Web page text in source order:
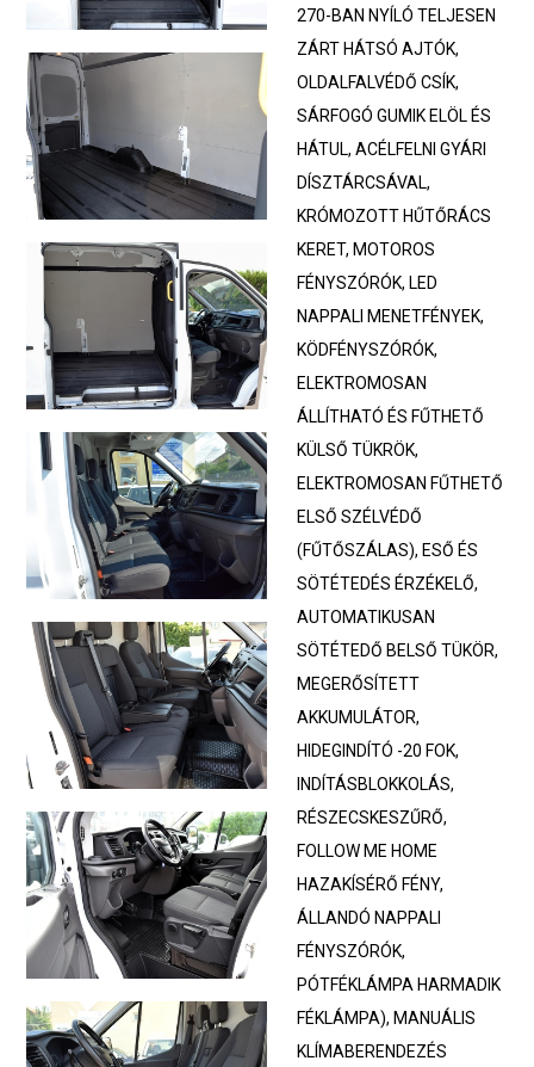
270-BAN NYÍLÓ TELJESEN
ZÁRT HÁTSÓ AJTÓK,
OLDALFALVÉDŐ CSÍK,
SÁRFOGÓ GUMIK ELÖL ÉS
HÁTUL, ACÉLFELNI GYÁRI
DÍSZTÁRCSÁVAL,
KRÓMOZOTT HŰTŐRÁCS
KERET, MOTOROS
FÉNYSZÓRÓK, LED
NAPPALI MENETFÉNYEK,
KÖDFÉNYSZÓRÓK,
ELEKTROMOSAN
ÁLLÍTHATÓ ÉS FŰTHETŐ
KÜLSŐ TÜKRÖK,
ELEKTROMOSAN FŰTHETŐ
ELSŐ SZÉLVÉDŐ
(FŰTŐSZÁLAS), ESŐ ÉS
SÖTÉTEDÉS ÉRZÉKELŐ,
AUTOMATIKUSAN
SÖTÉTEDŐ BELSŐ TÜKÖR,
MEGERŐSÍTETT
AKKUMULÁTOR,
HIDEGINDÍTÓ -20 FOK,
INDÍTÁSBLOKKOLÁS,
RÉSZECSKESZŰRŐ,
FOLLOW ME HOME
HAZAKÍSÉRŐ FÉNY,
ÁLLANDÓ NAPPALI
FÉNYSZÓRÓK,
PÓTFÉKLÁMPA HARMADIK
FÉKLÁMPA), MANUÁLIS
KLÍMABERENDEZÉS